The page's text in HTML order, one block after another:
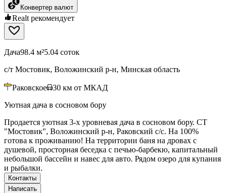
Конвертер валют
Realt рекомендует
Дача98.4 м²5.04 соток
с/т Мостовик, Воложинский р-н, Минская область
Раковское 30 км от МКАД
Уютная дача в сосновом бору
Продается уютная 3-х уровневая дача в сосновом бору. СТ
"Мостовик", Воложинский р-н, Раковский с/с. На 100%
готова к проживанию! На территории баня на дровах с
душевой, просторная беседка с печью-барбекю, капитальный
небольшой бассейн и навес для авто. Рядом озеро для купания
и рыбалки.
Контакты
Написать